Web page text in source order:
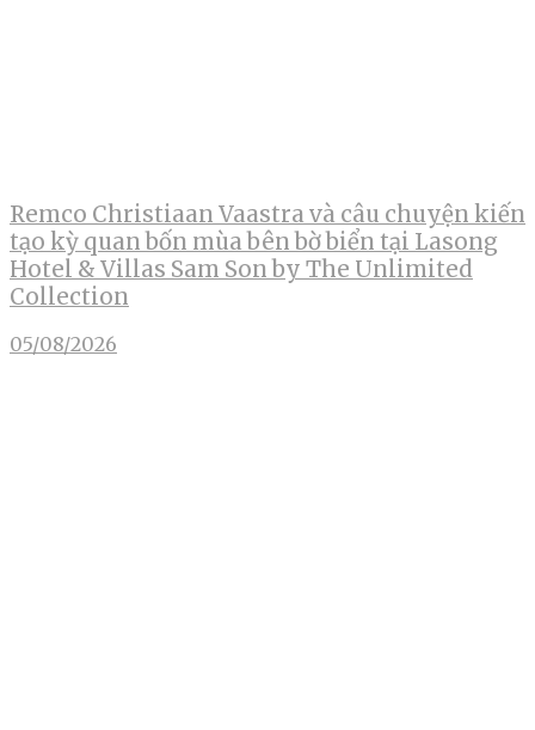
Remco Christiaan Vaastra và câu chuyện kiến
tạo kỳ quan bốn mùa bên bờ biển tại Lasong
Hotel & Villas Sam Son by The Unlimited
Collection
05/08/2026